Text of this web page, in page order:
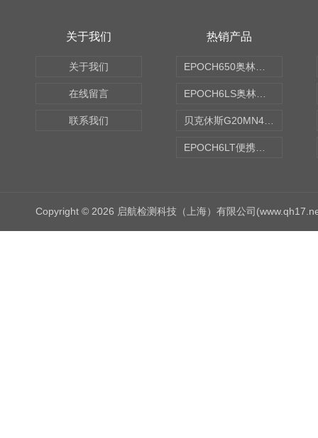
关于我们
关于我们
在线留言
联系我们
热销产品
Copyright © 2026 启航检测科技（上海）有限公司